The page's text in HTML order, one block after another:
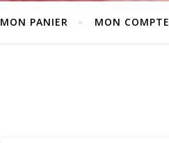
MON PANIER MON COMPTE